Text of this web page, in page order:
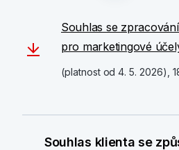
Souhlas se
pro marketingové
(platnost od 4. 5. 2026),
Souhlas klienta se